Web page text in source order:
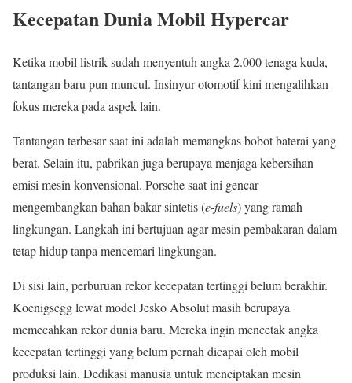
Kecepatan Dunia Mobil Hypercar
Ketika mobil listrik sudah menyentuh angka 2.000 tenaga kuda,
tantangan baru pun muncul. Insinyur otomotif kini mengalihkan
fokus mereka pada aspek lain.
Tantangan terbesar saat ini adalah memangkas bobot baterai yang
berat. Selain itu, pabrikan juga berupaya menjaga kebersihan
emisi mesin konvensional. Porsche saat ini gencar
mengembangkan bahan bakar sintetis (e-fuels) yang ramah
lingkungan. Langkah ini bertujuan agar mesin pembakaran dalam
tetap hidup tanpa mencemari lingkungan.
Di sisi lain, perburuan rekor kecepatan tertinggi belum berakhir.
Koenigsegg lewat model Jesko Absolut masih berupaya
memecahkan rekor dunia baru. Mereka ingin mencetak angka
kecepatan tertinggi yang belum pernah dicapai oleh mobil
produksi lain. Dedikasi manusia untuk menciptakan mesin